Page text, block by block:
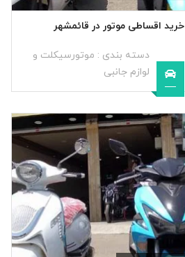
خرید اقساطی موتور در قائمشهر
دسته بندی : موتورسیکلت و
لوازم جانبی